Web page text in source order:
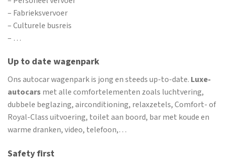
– Fabrieksvervoer
– Culturele busreis
– …
Up to date wagenpark
Ons autocar wagenpark is jong en steeds up-to-date. Luxe-
autocars met alle comfortelementen zoals luchtvering,
dubbele beglazing, airconditioning, relaxzetels, Comfort- of
Royal-Class uitvoering, toilet aan boord, bar met koude en
warme dranken, video, telefoon,…
Safety first